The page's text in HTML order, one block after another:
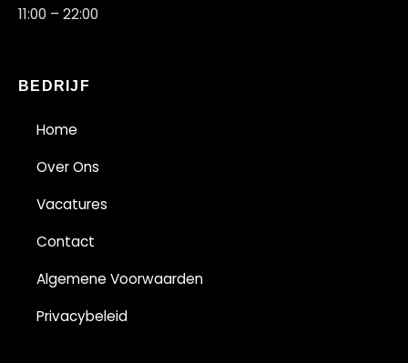
11:00 – 22:00
BEDRIJF
Home
Over Ons
Vacatures
Contact
Algemene Voorwaarden
Privacybeleid